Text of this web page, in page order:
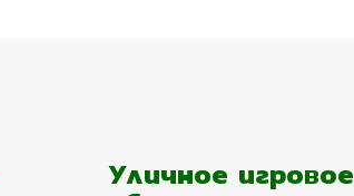
Уличное игровое